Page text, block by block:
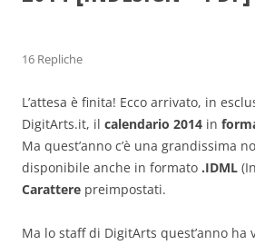
16 Repliche
L’attesa è finita! Ecco arrivato, in
DigitArts.it, il calendario 2014 in
Ma quest’anno c’è una grandissima
disponibile anche in formato .IDML
Carattere preimpostati.
Ma lo staff di DigitArts quest’anno